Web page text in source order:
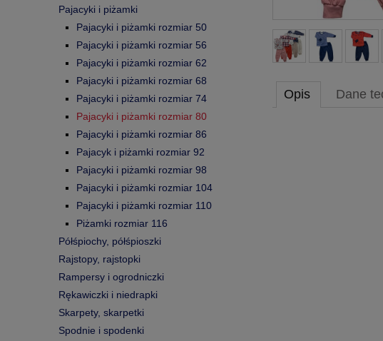
Pajacyki i piżamki
Pajacyki i piżamki rozmiar 50
Pajacyki i piżamki rozmiar 56
Pajacyki i piżamki rozmiar 62
Pajacyki i piżamki rozmiar 68
Pajacyki i piżamki rozmiar 74
Pajacyki i piżamki rozmiar 80
Pajacyki i piżamki rozmiar 86
Pajacyk i piżamki rozmiar 92
Pajacyki i piżamki rozmiar 98
Pajacyki i piżamki rozmiar 104
Pajacyki i piżamki rozmiar 110
Piżamki rozmiar 116
Półśpiochy, półśpioszki
Rajstopy, rajstopki
Rampersy i ogrodniczki
Rękawiczki i niedrapki
Skarpety, skarpetki
Spodnie i spodenki
Opis Dane